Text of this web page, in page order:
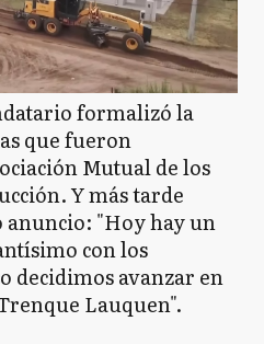
formalizó la
que fueron
Mutual de los
Y más tarde
"Hoy hay un
con los
decidimos avanzar en
Lauquen".